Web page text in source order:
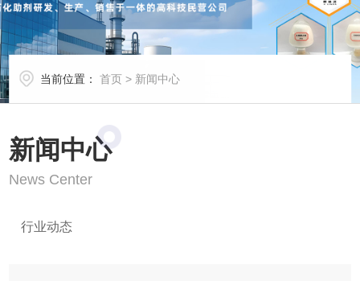
产品展示
新闻中心
当前位置： 首页 > 新闻中心
新闻中心
News Center
行业动态